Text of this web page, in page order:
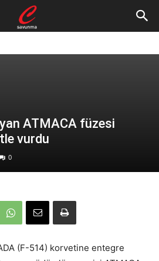
ATMACA füzesi
vurdu
0
(F-514) korvetine entegre